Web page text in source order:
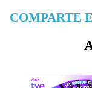
COMPARTE